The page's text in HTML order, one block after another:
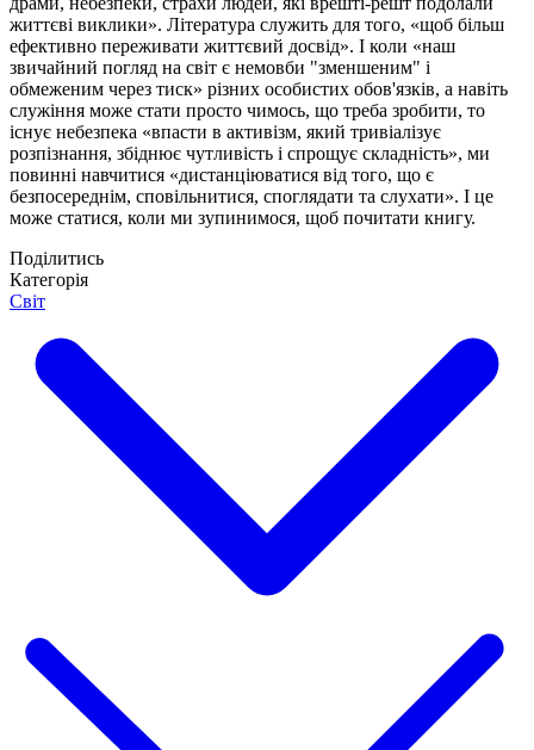
життєві виклики». Література служить для того, «щоб більш
ефективно переживати життєвий досвід». І коли «наш
звичайний погляд на світ є немовби "зменшеним" і
обмеженим через тиск» різних особистих обов'язків, а навіть
служіння може стати просто чимось, що треба зробити, то
існує небезпека «впасти в активізм, який тривіалізує
розпізнання, збіднює чутливість і спрощує складність», ми
повинні навчитися «дистанціюватися від того, що є
безпосереднім, сповільнитися, споглядати та слухати». І це
може статися, коли ми зупинимося, щоб почитати книгу.
Поділитись
Категорія
Світ